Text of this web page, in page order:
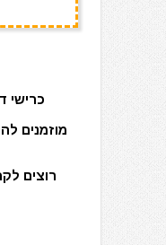
כרישי
מוזמנים
רוצים